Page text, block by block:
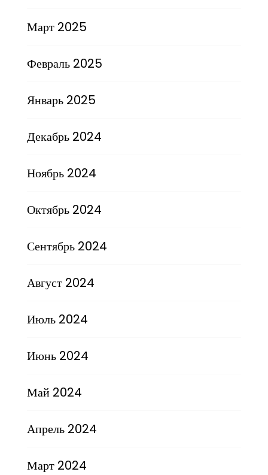
Март 2025
Февраль 2025
Январь 2025
Декабрь 2024
Ноябрь 2024
Октябрь 2024
Сентябрь 2024
Август 2024
Июль 2024
Июнь 2024
Май 2024
Апрель 2024
Март 2024